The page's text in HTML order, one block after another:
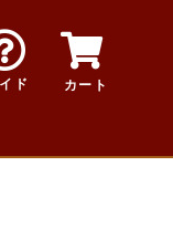
ド カート